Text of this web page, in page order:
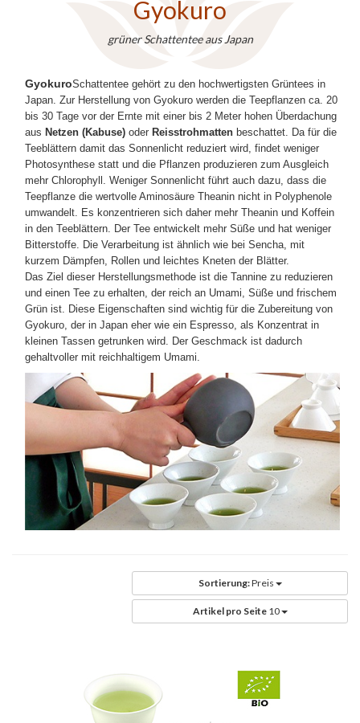
Gyokuro
grüner Schattentee aus Japan
GyokuroSchattentee gehört zu den hochwertigsten Grüntees in
Japan. Zur Herstellung von Gyokuro werden die Teepflanzen ca. 20
bis 30 Tage vor der Ernte mit einer bis 2 Meter hohen Überdachung
aus Netzen (Kabuse)oder Reisstrohmattenbeschattet. Da für die
Teeblättern damit das Sonnenlicht reduziert wird, findet weniger
Photosynthese statt und die Pflanzen produzieren zum Ausgleich
mehr Chlorophyll. Weniger Sonnenlicht führt auch dazu, dass die
Teepflanze die wertvolle Aminosäure Theanin nicht in Polyphenole
umwandelt. Es konzentrieren sich daher mehr Theanin und Koffein
in den Teeblättern. Der Tee entwickelt mehr Süße und hat weniger
Bitterstoffe. Die Verarbeitung ist ähnlich wie bei Sencha, mit
kurzem Dämpfen, Rollen und leichtes Kneten der Blätter.
Das Ziel dieser Herstellungsmethode ist die Tannine zu reduzieren
und einen Tee zu erhalten, der reich an Umami, Süße und frischem
Grün ist. Diese Eigenschaften sind wichtig für die Zubereitung von
Gyokuro, der in Japan eher wie ein Espresso, als Konzentrat in
kleinen Tassen getrunken wird. Der Geschmack ist dadurch
gehaltvoller mit reichhaltigem Umami.
Sortierung:Preis
Artikel pro Seite 10